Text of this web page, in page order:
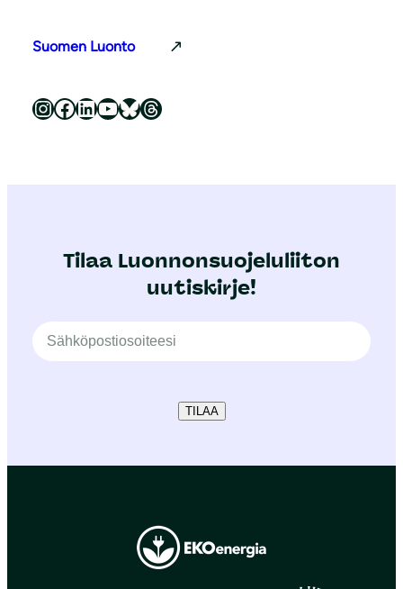
Suomen Luonto
Luonnonsuojeluliitto Instagramissa Luonnonsuojeluliitto Facebookissa Luonnonsuojeluliitto LinkedInissä Luonnonsuojeluliiton YouTube-kanava Luonnonsuojeluliitto Blueskyssa Luonnonsuojeluliitto Threadsissa
Tilaa Luonnonsuojeluliiton
uutiskirje!
TILAA